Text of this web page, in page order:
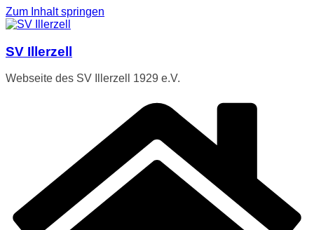
Zum Inhalt springen
SV Illerzell
Webseite des SV Illerzell 1929 e.V.